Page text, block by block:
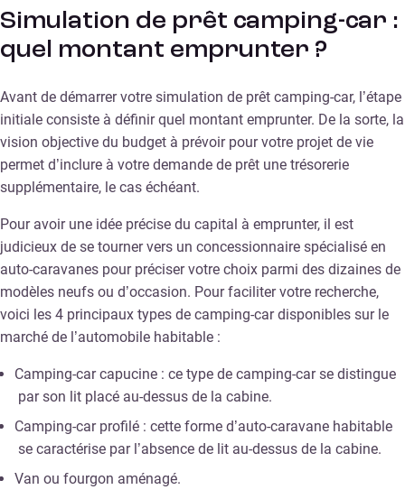
Simulation de prêt camping-car :
quel montant emprunter ?
Avant de démarrer votre simulation de prêt camping-car, l’étape
initiale consiste à définir quel montant emprunter. De la sorte, la
vision objective du budget à prévoir pour votre projet de vie
permet d’inclure à votre demande de prêt une trésorerie
supplémentaire, le cas échéant.
Pour avoir une idée précise du capital à emprunter, il est
judicieux de se tourner vers un concessionnaire spécialisé en
auto-caravanes pour préciser votre choix parmi des dizaines de
modèles neufs ou d’occasion. Pour faciliter votre recherche,
voici les 4 principaux types de camping-car disponibles sur le
marché de l’automobile habitable :
Camping-car capucine : ce type de camping-car se distingue
par son lit placé au-dessus de la cabine.
Camping-car profilé : cette forme d’auto-caravane habitable
se caractérise par l’absence de lit au-dessus de la cabine.
Van ou fourgon aménagé.